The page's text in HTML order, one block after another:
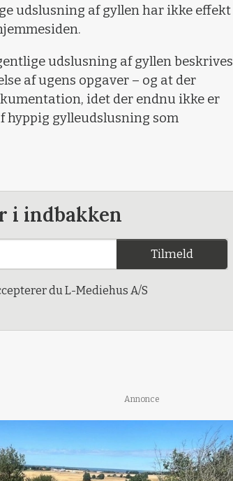
udslusning af gyllen har ikke effekt
udslusning af gyllen beskrives
af ugens opgaver – og at der
idet der endnu ikke er
hyppig gylleudslusning som
i indbakken
Tilmeld
du L-Mediehus A/S
Annonce